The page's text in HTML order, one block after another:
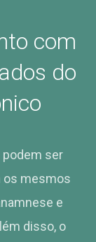
com
do
podem ser
os mesmos
e
disso, o